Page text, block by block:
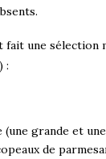
fait une sélection
:
(une grande et
de